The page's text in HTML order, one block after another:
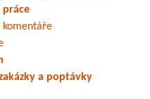
práce
komentáře
a poptávky